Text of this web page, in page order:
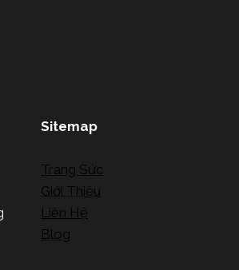
Sitemap
Trang Sức
Giới Thiệu
Liên Hệ
Blog